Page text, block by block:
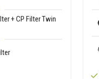
+ CP Filter Twin